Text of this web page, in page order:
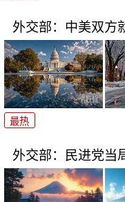
外交部：中美双方
最热
外交部：民进党当